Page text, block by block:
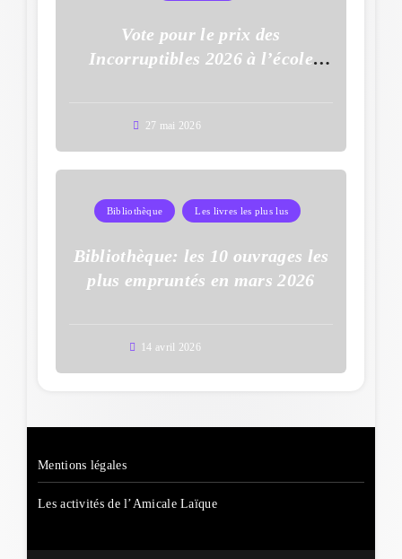
Vote pour le prix des
Incorruptibles 2026 à l’école
27 mai 2026
Bibliothèque Les livres les plus lus
Bibliothèque: les 10 ouvrages les
plus empruntés en mars 2026
14 avril 2026
Mentions légales
Les activités de l’Amicale Laïque